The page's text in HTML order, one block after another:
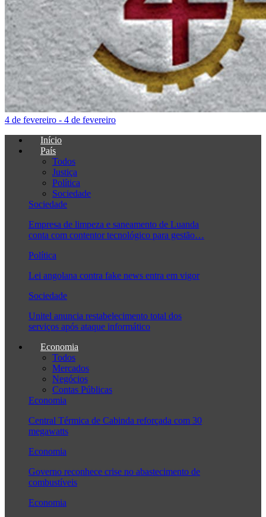
4 de fevereiro - 4 de fevereiro
Início
País
Todos
Justiça
Política
Sociedade
Sociedade
Empresa de limpeza e saneamento de Luanda
conta com contentor tecnológico para gestão…
Política
Lei angolana contra fake news entra em vigor
Sociedade
Unitel anuncia restabelecimento total dos
serviços após ataque informático
Economia
Todos
Mercados
Negócios
Contas Públicas
Economia
Central Térmica de Cabinda reforçada com 30
megawatts
Economia
Governo reconhece crise no abastecimento de
combustíveis
Economia